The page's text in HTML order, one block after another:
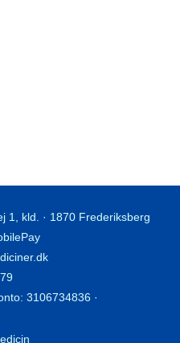
1, kld. · 1870 Frederiksberg
3106734836 ·